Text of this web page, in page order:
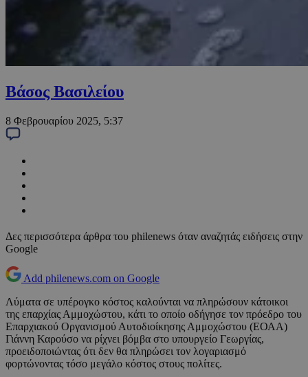
Βάσος Βασιλείου
8 Φεβρουαρίου 2025, 5:37
Δες περισσότερα άρθρα του philenews όταν αναζητάς ειδήσεις στην
Google
Add philenews.com on Google
Λύματα σε υπέρογκο κόστος καλούνται να πληρώσουν κάτοικοι
της επαρχίας Αμμοχώστου, κάτι το οποίο οδήγησε τον πρόεδρο του
Επαρχιακού Οργανισμού Αυτοδιοίκησης Αμμοχώστου (ΕΟΑΑ)
Γιάννη Καρούσο να ρίχνει βόμβα στο υπουργείο Γεωργίας,
προειδοποιώντας ότι δεν θα πληρώσει τον λογαριασμό
φορτώνοντας τόσο μεγάλο κόστος στους πολίτες.